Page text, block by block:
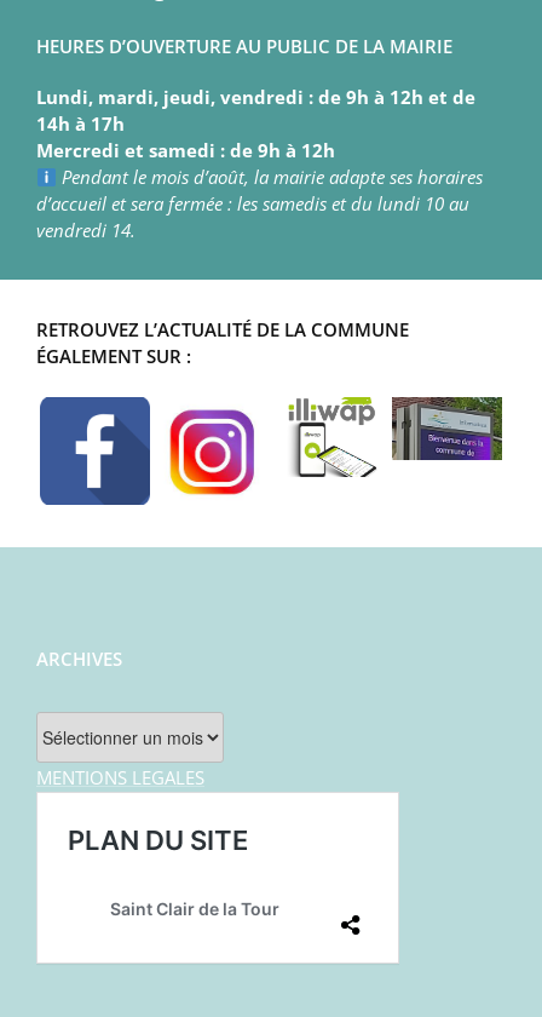
HEURES D’OUVERTURE AU PUBLIC DE LA MAIRIE
Lundi, mardi, jeudi, vendredi : de 9h à 12h et de
14h à 17h
Mercredi et samedi : de 9h à 12h
Pendant le mois d’août, la mairie adapte ses horaires
d’accueil et sera fermée : les samedis et du lundi 10 au
vendredi 14.
RETROUVEZ L’ACTUALITÉ DE LA COMMUNE
ÉGALEMENT SUR :
ARCHIVES
Archives
MENTIONS LEGALES